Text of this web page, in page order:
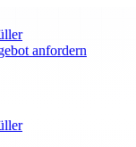
anfordern